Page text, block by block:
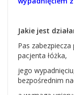
Jakie jest
Pas
pacjenta łóżka,
jego
bezpośrednim